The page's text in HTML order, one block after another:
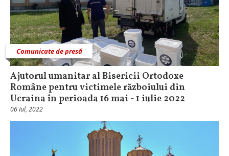
Comunicate de presă
Ajutorul umanitar al Bisericii Ortodoxe
Române pentru victimele războiului din
Ucraina în perioada 16 mai - 1 iulie 2022
06 Iul, 2022